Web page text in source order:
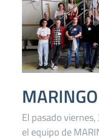
El pasado
el equipo de